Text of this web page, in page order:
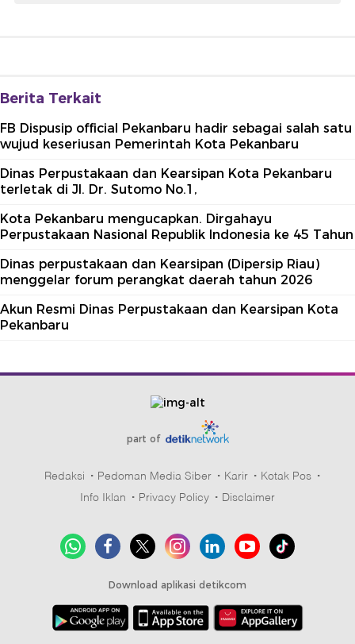
Berita Terkait
FB Dispusip official Pekanbaru hadir sebagai salah satu
wujud keseriusan Pemerintah Kota Pekanbaru
Dinas Perpustakaan dan Kearsipan Kota Pekanbaru
terletak di Jl. Dr. Sutomo No.1,
Kota Pekanbaru mengucapkan. Dirgahayu
Perpustakaan Nasional Republik Indonesia ke 45 Tahun
Dinas perpustakaan dan Kearsipan (Dipersip Riau)
menggelar forum perangkat daerah tahun 2026
Akun Resmi Dinas Perpustakaan dan Kearsipan Kota
Pekanbaru
part of
Redaksi Pedoman Media Siber Karir
Kotak Pos
Info Iklan
Privacy Policy Disclaimer
Download aplikasi detikcom